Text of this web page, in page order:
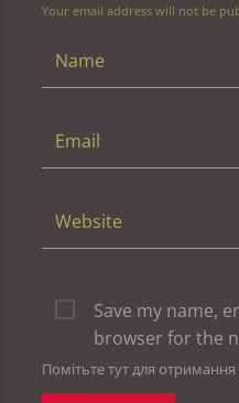
Your email address will not be
Save my name,
browser for the
Помітьте тут для